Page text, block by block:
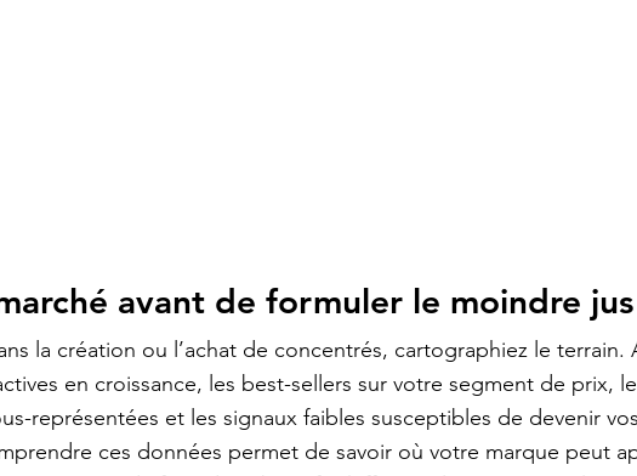
avant de formuler le moindre jus
la création ou l’achat de concentrés, cartographiez le terrain.
en croissance, les best-sellers sur votre segment de prix,
représentées et les signaux faibles susceptibles de devenir vos
ces données permet de savoir où votre marque peut